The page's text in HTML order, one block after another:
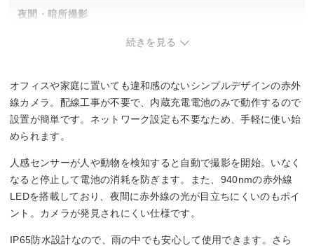
夜間・暗所撮影
IP67
人感センサー
〇
幅x高さx奥行
68x100x55 mm
続きを見る
オフィスや家庭に置いても違和感のないシンプルデザインの赤外
線カメラ。配線工事が不要で、内蔵充電電池のみで動作するので
設置が簡単です。ネットワーク設定も不要なため、手軽に使い始
められます。
人感センサーが人や動物を検知すると自動で撮影を開始。いなく
なると停止して電池の消耗を防ぎます。また、940nmの赤外線
LEDを搭載しており、夜間に赤外線の光が目立ちにくいのもポイ
ント。カメラが発見されにくい仕様です。
IP65防水設計なので、雨の中でも安心して使用できます。さら